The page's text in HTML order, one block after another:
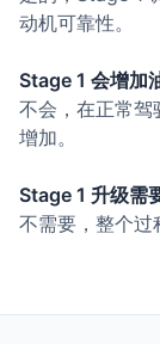
动机可靠性。
Stage 1 会增加
不会，在正常驾
增加。
Stage 1 升级需
不需要，整个过